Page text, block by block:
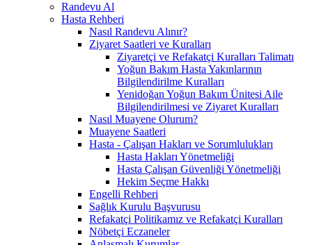
Randevu Al
Hasta Rehberi
Nasıl Randevu Alınır?
Ziyaret Saatleri ve Kuralları
Ziyaretçi ve Refakatçi Kuralları Talimatı
Yoğun Bakım Hasta Yakınlarının
Bilgilendirilme Kuralları
Yenidoğan Yoğun Bakım Ünitesi Aile
Bilgilendirilmesi ve Ziyaret Kuralları
Nasıl Muayene Olurum?
Muayene Saatleri
Hasta - Çalışan Hakları ve Sorumlulukları
Hasta Hakları Yönetmeliği
Hasta Çalışan Güvenliği Yönetmeliği
Hekim Seçme Hakkı
Engelli Rehberi
Sağlık Kurulu Başvurusu
Refakatçi Politikamız ve Refakatçi Kuralları
Nöbetçi Eczaneler